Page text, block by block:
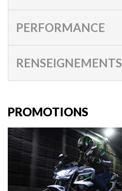
PERFORMANCE
RENSEIGNEMENTS
PROMOTIONS